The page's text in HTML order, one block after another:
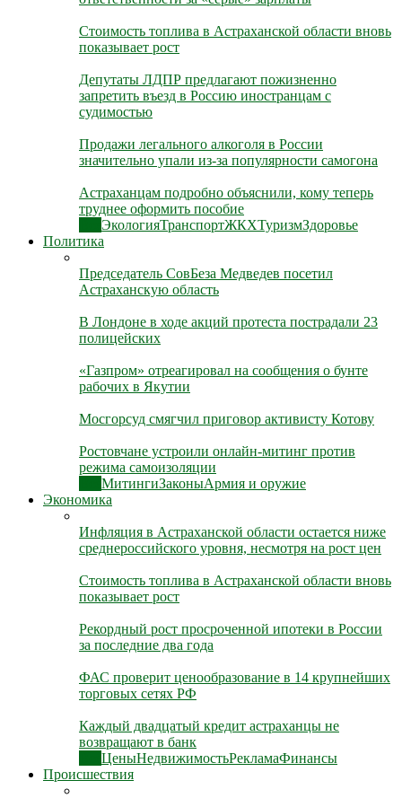
Стоимость топлива в Астраханской области вновь
показывает рост
Депутаты ЛДПР предлагают пожизненно
запретить въезд в Россию иностранцам с
судимостью
Продажи легального алкоголя в России
значительно упали из-за популярности самогона
Астраханцам подробно объяснили, кому теперь
труднее оформить пособие
ЭкологияТранспортЖКХТуризмЗдоровье
Политика
Председатель СовБеза Медведев посетил
Астраханскую область
В Лондоне в ходе акций протеста пострадали 23
полицейских
«Газпром» отреагировал на сообщения о бунте
рабочих в Якутии
Мосгорсуд смягчил приговор активисту Котову
Ростовчане устроили онлайн-митинг против
режима самоизоляции
МитингиЗаконыАрмия и оружие
Экономика
Инфляция в Астраханской области остается ниже
среднероссийского уровня, несмотря на рост цен
Стоимость топлива в Астраханской области вновь
показывает рост
Рекордный рост просроченной ипотеки в России
за последние два года
ФАС проверит ценообразование в 14 крупнейших
торговых сетях РФ
Каждый двадцатый кредит астраханцы не
возвращают в банк
ЦеныНедвижимостьРекламаФинансы
Происшествия